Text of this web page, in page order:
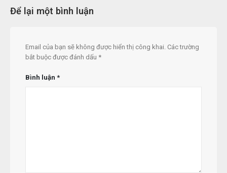
Để lại một bình luận
Email của bạn sẽ không được hiển thị công khai. Các trường
bắt buộc được đánh dấu *
Bình luận *